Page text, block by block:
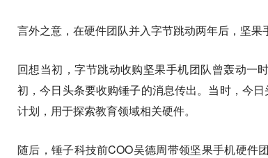
言外之意，在硬件团队并入字节跳动两年后，坚果
回想当初，字节跳动收购坚果手机团队曾轰动一
初，今日头条要收购锤子的消息传出。当时，今
计划，用于探索教育领域相关硬件。
随后，锤子科技前COO吴德周带领坚果手机硬件